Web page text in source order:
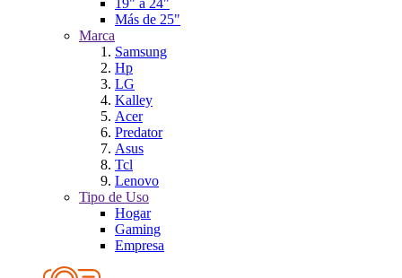
19" a 24"
Más de 25"
Marca
Samsung
Hp
LG
Kalley
Acer
Predator
Asus
Tcl
Lenovo
Tipo de Uso
Hogar
Gaming
Empresa